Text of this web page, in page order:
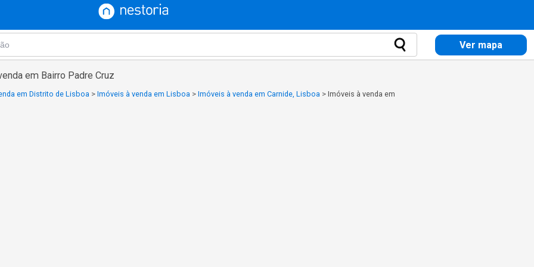
Ver mapa
em Bairro Padre Cruz
em Distrito de Lisboa > Imóveis à venda em Lisboa > Imóveis à venda em Carnide, Lisboa > Imóveis à venda em